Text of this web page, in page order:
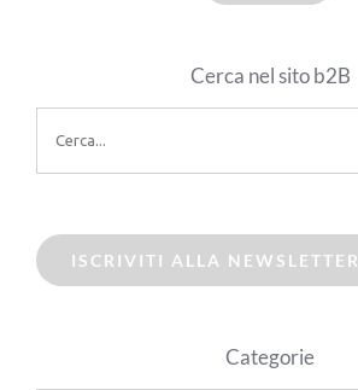
Cerca nel sito b2B
per:
ISCRIVITI ALLA NEWSLETTER
Categorie